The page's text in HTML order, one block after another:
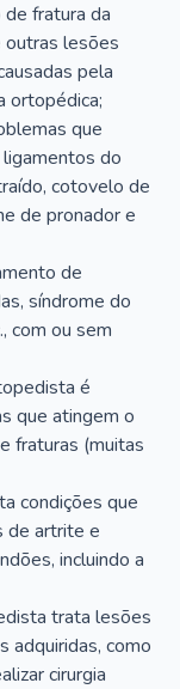
fratura da
outras lesões
pela
ortopédica;
que
do
cotovelo de
de pronador e
de
síndrome do
com ou sem
é
que atingem o
fraturas (muitas
condições que
de artrite e
incluindo a
trata lesões
adquiridas, como
cirurgia